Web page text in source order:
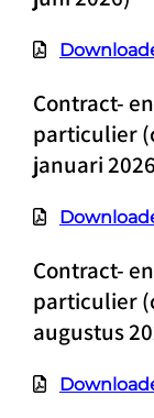
Contract-
particulier
januari
Contract-
particulier
augustus